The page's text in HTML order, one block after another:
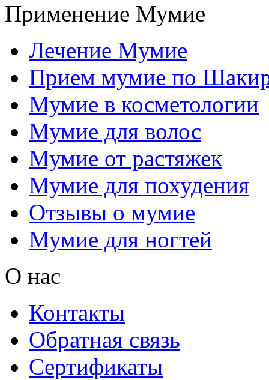
Применение Мумие
Лечение Мумие
Прием мумие по
Мумие в косметологии
Мумие для волос
Мумие от растяжек
Мумие для похудения
Отзывы о мумие
Мумие для ногтей
О нас
Контакты
Обратная связь
Сертификаты